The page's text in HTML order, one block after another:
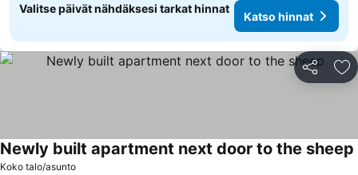
Valitse päivät nähdäksesi tarkat hinnat
Katso hinnat
Jaa
Koko talo/asunto
Newly built apartment next door to the sheep